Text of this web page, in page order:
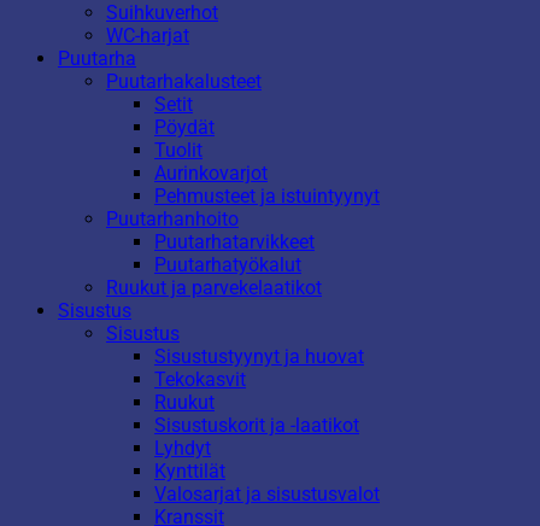
Suihkuverhot
WC-harjat
Puutarha
Puutarhakalusteet
Setit
Pöydät
Tuolit
Aurinkovarjot
Pehmusteet ja istuintyynyt
Puutarhanhoito
Puutarhatarvikkeet
Puutarhatyökalut
Ruukut ja parvekelaatikot
Sisustus
Sisustus
Sisustustyynyt ja huovat
Tekokasvit
Ruukut
Sisustuskorit ja -laatikot
Lyhdyt
Kynttilät
Valosarjat ja sisustusvalot
Kranssit